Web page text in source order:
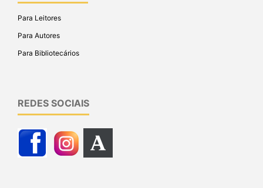
Para Leitores
Para Autores
Para Bibliotecários
REDES SOCIAIS